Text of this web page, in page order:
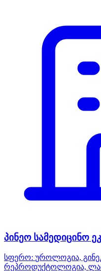
პინეო სამედიცინო
სფერო: უროლოგია,
რეპროდუქტოლოგია,